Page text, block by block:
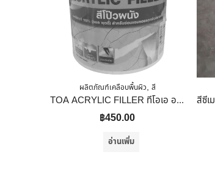
ผลิตภัณฑ์เคลือบพื้นผิว, สี
TOA ACRYLIC FILLER ทีโอเอ อะคริลิก ฟิลเลอร์ สีโป๊วผนังอะคริลิก วอลพุตตี้ 1/4 แกลลอน
฿450.00
อ่านเพิ่ม